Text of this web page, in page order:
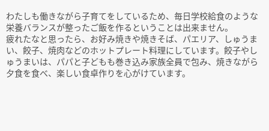
わたしも働きながら子育てをしているため、毎日学校給食のような
栄養バランスが整ったご飯を作るということは出来ません。
疲れたなと思ったら、お好み焼きや焼きそば、パエリア、しゅうま
い、餃子、焼肉などのホットプレート料理にしています。餃子やし
ゅうまいは、パパと子どもも巻き込み家族全員で包み、焼きながら
夕食を食べ、楽しい食卓作りを心がけています。